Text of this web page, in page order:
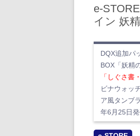
e-
イン 妖
DQX追加パ
BOX「妖精
「しぐさ書
ビナウォッ
ア風タンブ
年6月25日発